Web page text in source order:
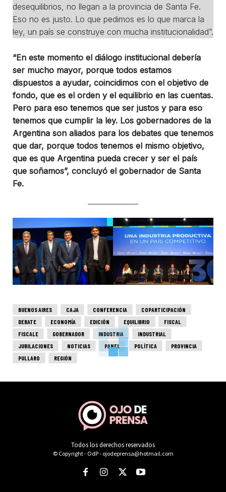
desequilibrios, no llegan a la provincia de Santa Fe.
Eso no es justo. Lo que pedimos es lo que marca la
ley, un país se construye con mucha institucionalidad”.
“En este momento el diálogo institucional debería
ser mucho mayor, porque todos estamos
dispuestos a ayudar, coincidimos con el objetivo de
fondo, que es el orden y el equilibrio en las cuentas.
Pero para eso tenemos que ser justos y para eso
tenemos que cumplir la ley. Los gobernadores de la
Argentina son aliados para los debates que tenemos
que dar, porque todos tenemos el mismo objetivo,
que es que Argentina pueda crecer y ser el país
que soñamos”, concluyó el gobernador de Santa
Fe.
BUENOS AIRES CAJA CONFERENCIA
COPARTICIPACIÓN
DEBATE
ECONOMÍA EDICIÓN EQUILIBRIO
FISCAL
FISCALE
GOBERNADOR INDUSTRIA
INDUSTRIAL
JUBILACIONES
NOTICIAS PANEL POLÍTICA
PROVINCIA
PULLARO
REGIÓN
Todos los derechos reservados
© Copyright - OdP - ojodeprensa@hotmail.com